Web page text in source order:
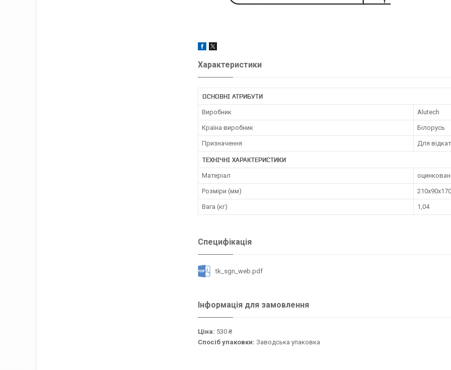
Характеристики
ОСНОВНІ АТРИБУТИ
Виробник Alutech
Країна виробник Білорусь
Призначення Для
ТЕХНІЧНІ ХАРАКТЕРИСТИКИ
Матеріал
Розміри (мм) 210х90х170
Вага (кг) 1,04
Специфікація
tk_sgn_web.pdf
Інформація для замовлення
Ціна: 530 ₴
Спосіб упаковки: Заводська упаковка